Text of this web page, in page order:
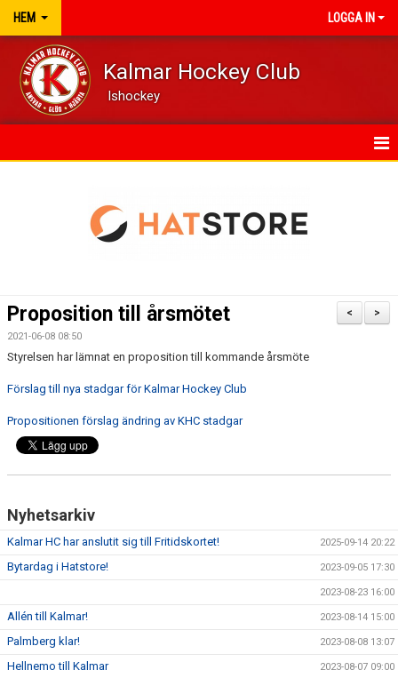
HEM LOGGA IN
Kalmar Hockey Club
Ishockey
DOKUMENT
>
<
Proposition till årsmötet
2021-06-08 08:50
Styrelsen har lämnat en proposition till kommande årsmöte
Förslag till nya stadgar för Kalmar Hockey Club
Propositionen förslag ändring av KHC stadgar
Nyhetsarkiv
Kalmar HC har anslutit sig till Fritidskortet! 2025-09-14 20:22
Bytardag i Hatstore! 2023-09-05 17:30
2023-08-23 16:00
Allén till Kalmar! 2023-08-14 15:00
Palmberg klar! 2023-08-08 13:07
Hellnemo till Kalmar 2023-08-07 09:00